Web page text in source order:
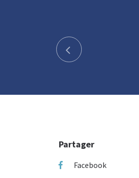
Partager
Facebook